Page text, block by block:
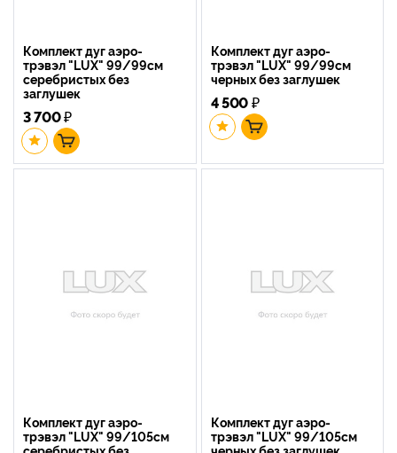
Комплект дуг аэро-
трэвэл "LUX" 99/99см
серебристых без
заглушек
3 700₽
Комплект дуг аэро-
трэвэл "LUX" 99/99см
черных без заглушек
4 500₽
Комплект дуг аэро-
трэвэл "LUX" 99/105см
Комплект дуг аэро-
трэвэл "LUX" 99/105см